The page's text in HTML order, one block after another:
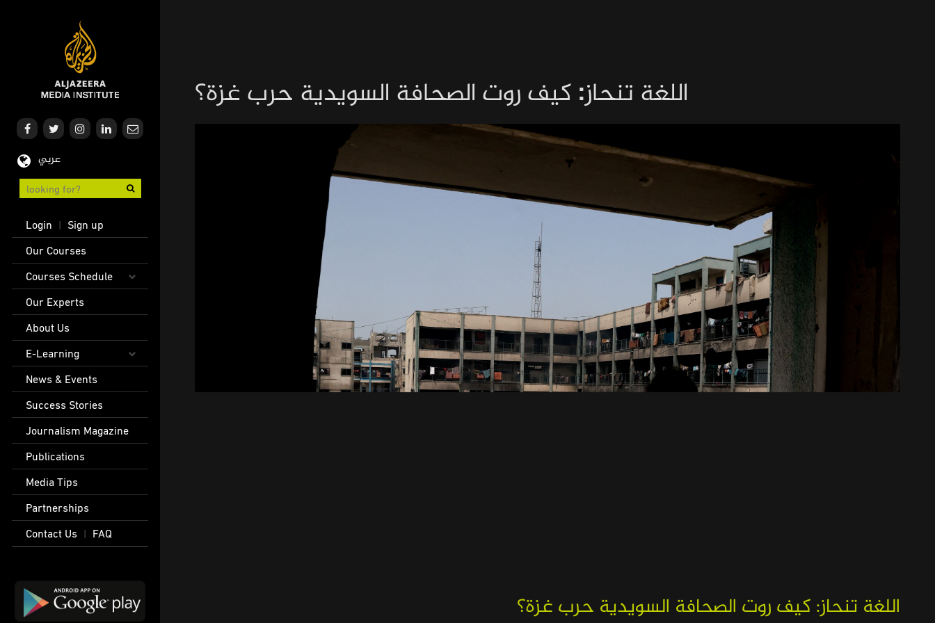
عربي
User
account
menu
Login | Sign up
Main
navigation
Our Courses
Courses Schedule
Our Experts
About Us
E-Learning
News & Events
Success Stories
Journalism Magazine
Publications
Media Tips
Partnerships
Contact Us
| FAQ
اللغة تنحاز: كيف روت الصحافة السويدية حرب غزة؟
اللغة تنحاز: كيف روت الصحافة السويدية حرب غزة؟